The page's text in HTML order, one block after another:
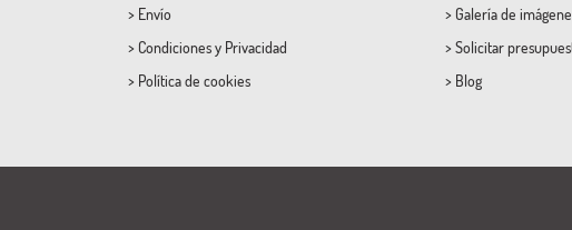
> Envío
> Condicionesy Privacidad
> Política de cookies
> Galería de
> Solicitar
> Blog